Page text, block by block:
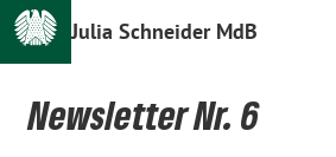
Julia Schneider MdB
Newsletter Nr. 6